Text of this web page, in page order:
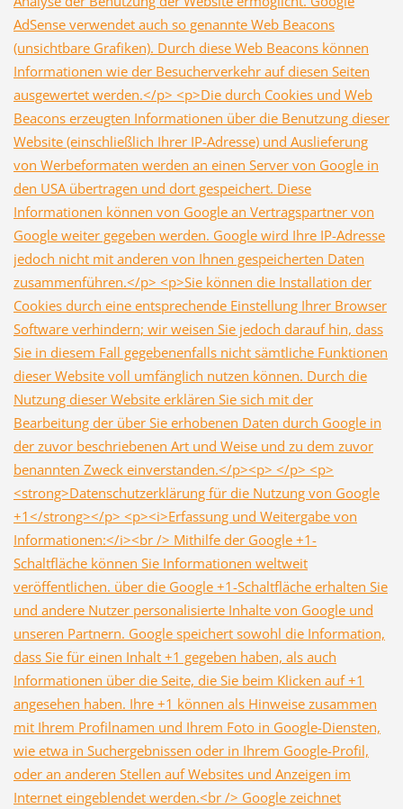
AdSense verwendet auch so genannte Web Beacons
(unsichtbare Grafiken). Durch diese Web Beacons können
Informationen wie der Besucherverkehr auf diesen Seiten
ausgewertet werden.</p> <p>Die durch Cookies und Web
Beacons erzeugten Informationen über die Benutzung dieser
Website (einschließlich Ihrer IP-Adresse) und Auslieferung
von Werbeformaten werden an einen Server von Google in
den USA übertragen und dort gespeichert. Diese
Informationen können von Google an Vertragspartner von
Google weiter gegeben werden. Google wird Ihre IP-Adresse
jedoch nicht mit anderen von Ihnen gespeicherten Daten
zusammenführen.</p> <p>Sie können die Installation der
Cookies durch eine entsprechende Einstellung Ihrer Browser
Software verhindern; wir weisen Sie jedoch darauf hin, dass
Sie in diesem Fall gegebenenfalls nicht sämtliche Funktionen
dieser Website voll umfänglich nutzen können. Durch die
Nutzung dieser Website erklären Sie sich mit der
Bearbeitung der über Sie erhobenen Daten durch Google in
der zuvor beschriebenen Art und Weise und zu dem zuvor
benannten Zweck einverstanden.</p><p> </p> <p>
<strong>Datenschutzerklärung für die Nutzung von Google
+1</strong></p> <p><i>Erfassung und Weitergabe von
Informationen:</i><br /> Mithilfe der Google +1-
Schaltfläche können Sie Informationen weltweit
veröffentlichen. über die Google +1-Schaltfläche erhalten Sie
und andere Nutzer personalisierte Inhalte von Google und
unseren Partnern. Google speichert sowohl die Information,
dass Sie für einen Inhalt +1 gegeben haben, als auch
Informationen über die Seite, die Sie beim Klicken auf +1
angesehen haben. Ihre +1 können als Hinweise zusammen
mit Ihrem Profilnamen und Ihrem Foto in Google-Diensten,
wie etwa in Suchergebnissen oder in Ihrem Google-Profil,
oder an anderen Stellen auf Websites und Anzeigen im
Internet eingeblendet werden.<br /> Google zeichnet